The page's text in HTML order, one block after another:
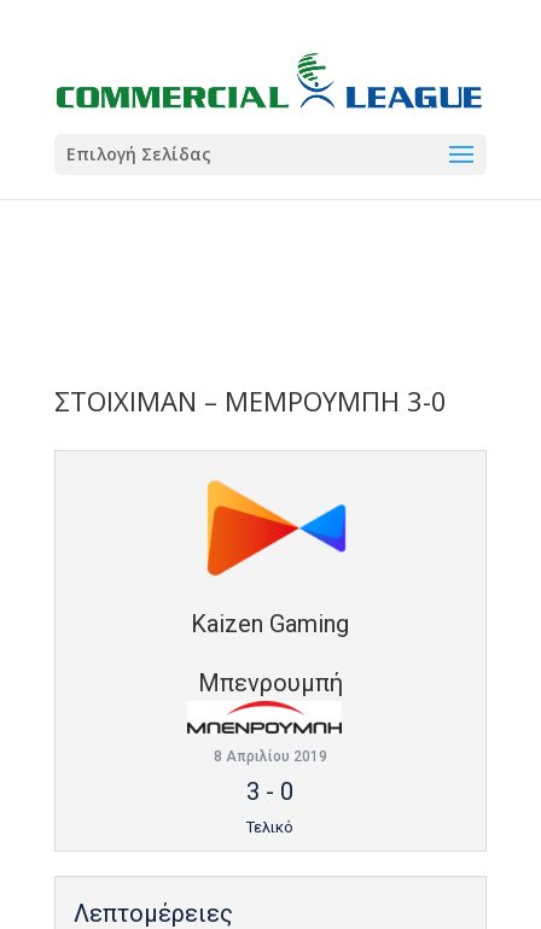
Coral
Σωματείο ΣΟΛ
Coral
5
Επιλογή Σελίδας
ΣΤΟΙΧΙΜΑΝ – ΜΕΜΡΟΥΜΠΗ 3-0
Kaizen Gaming
Μπενρουμπή
8 Απριλίου 2019
3 - 0
Τελικό
Λεπτομέρειες